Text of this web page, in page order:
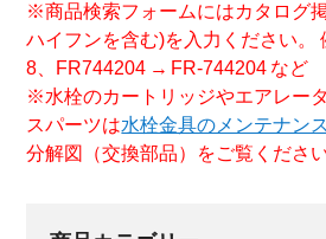
※商品検索フォームにはカタログ
ハイフンを含む)を入力ください。
8、FR744204 → FR-744204 など
※水栓のカートリッジやエアレー
スパーツは水栓金具のメンテナン
分解図（交換部品）をご覧ください